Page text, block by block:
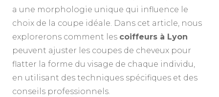
a une morphologie unique qui influence le
choix de la coupe idéale. Dans cet article, nous
explorerons comment les coiffeurs à Lyon
peuvent ajuster les coupes de cheveux pour
flatter la forme du visage de chaque individu,
en utilisant des techniques spécifiques et des
conseils professionnels.